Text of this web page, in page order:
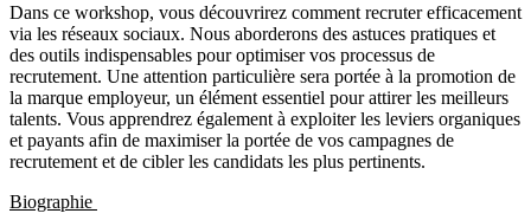
Dans ce workshop, vous découvrirez comment recruter efficacement
via les réseaux sociaux. Nous aborderons des astuces pratiques et
des outils indispensables pour optimiser vos processus de
recrutement. Une attention particulière sera portée à la promotion de
la marque employeur, un élément essentiel pour attirer les meilleurs
talents. Vous apprendrez également à exploiter les leviers organiques
et payants afin de maximiser la portée de vos campagnes de
recrutement et de cibler les candidats les plus pertinents.
Biographie